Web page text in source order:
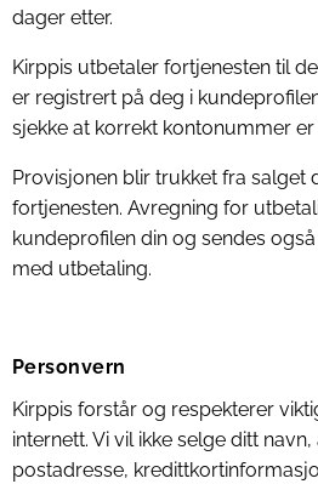
dager etter.
Kirppis utbetaler fortjenesten til
er registrert på deg i
sjekke at korrekt kontonummer er
Provisjonen blir trukket fra salget
fortjenesten. Avregning for
kundeprofilen din og sendes
med utbetaling.
Personvern
Kirppis forstår og respekterer
internett. Vi vil ikke selge ditt
postadresse,